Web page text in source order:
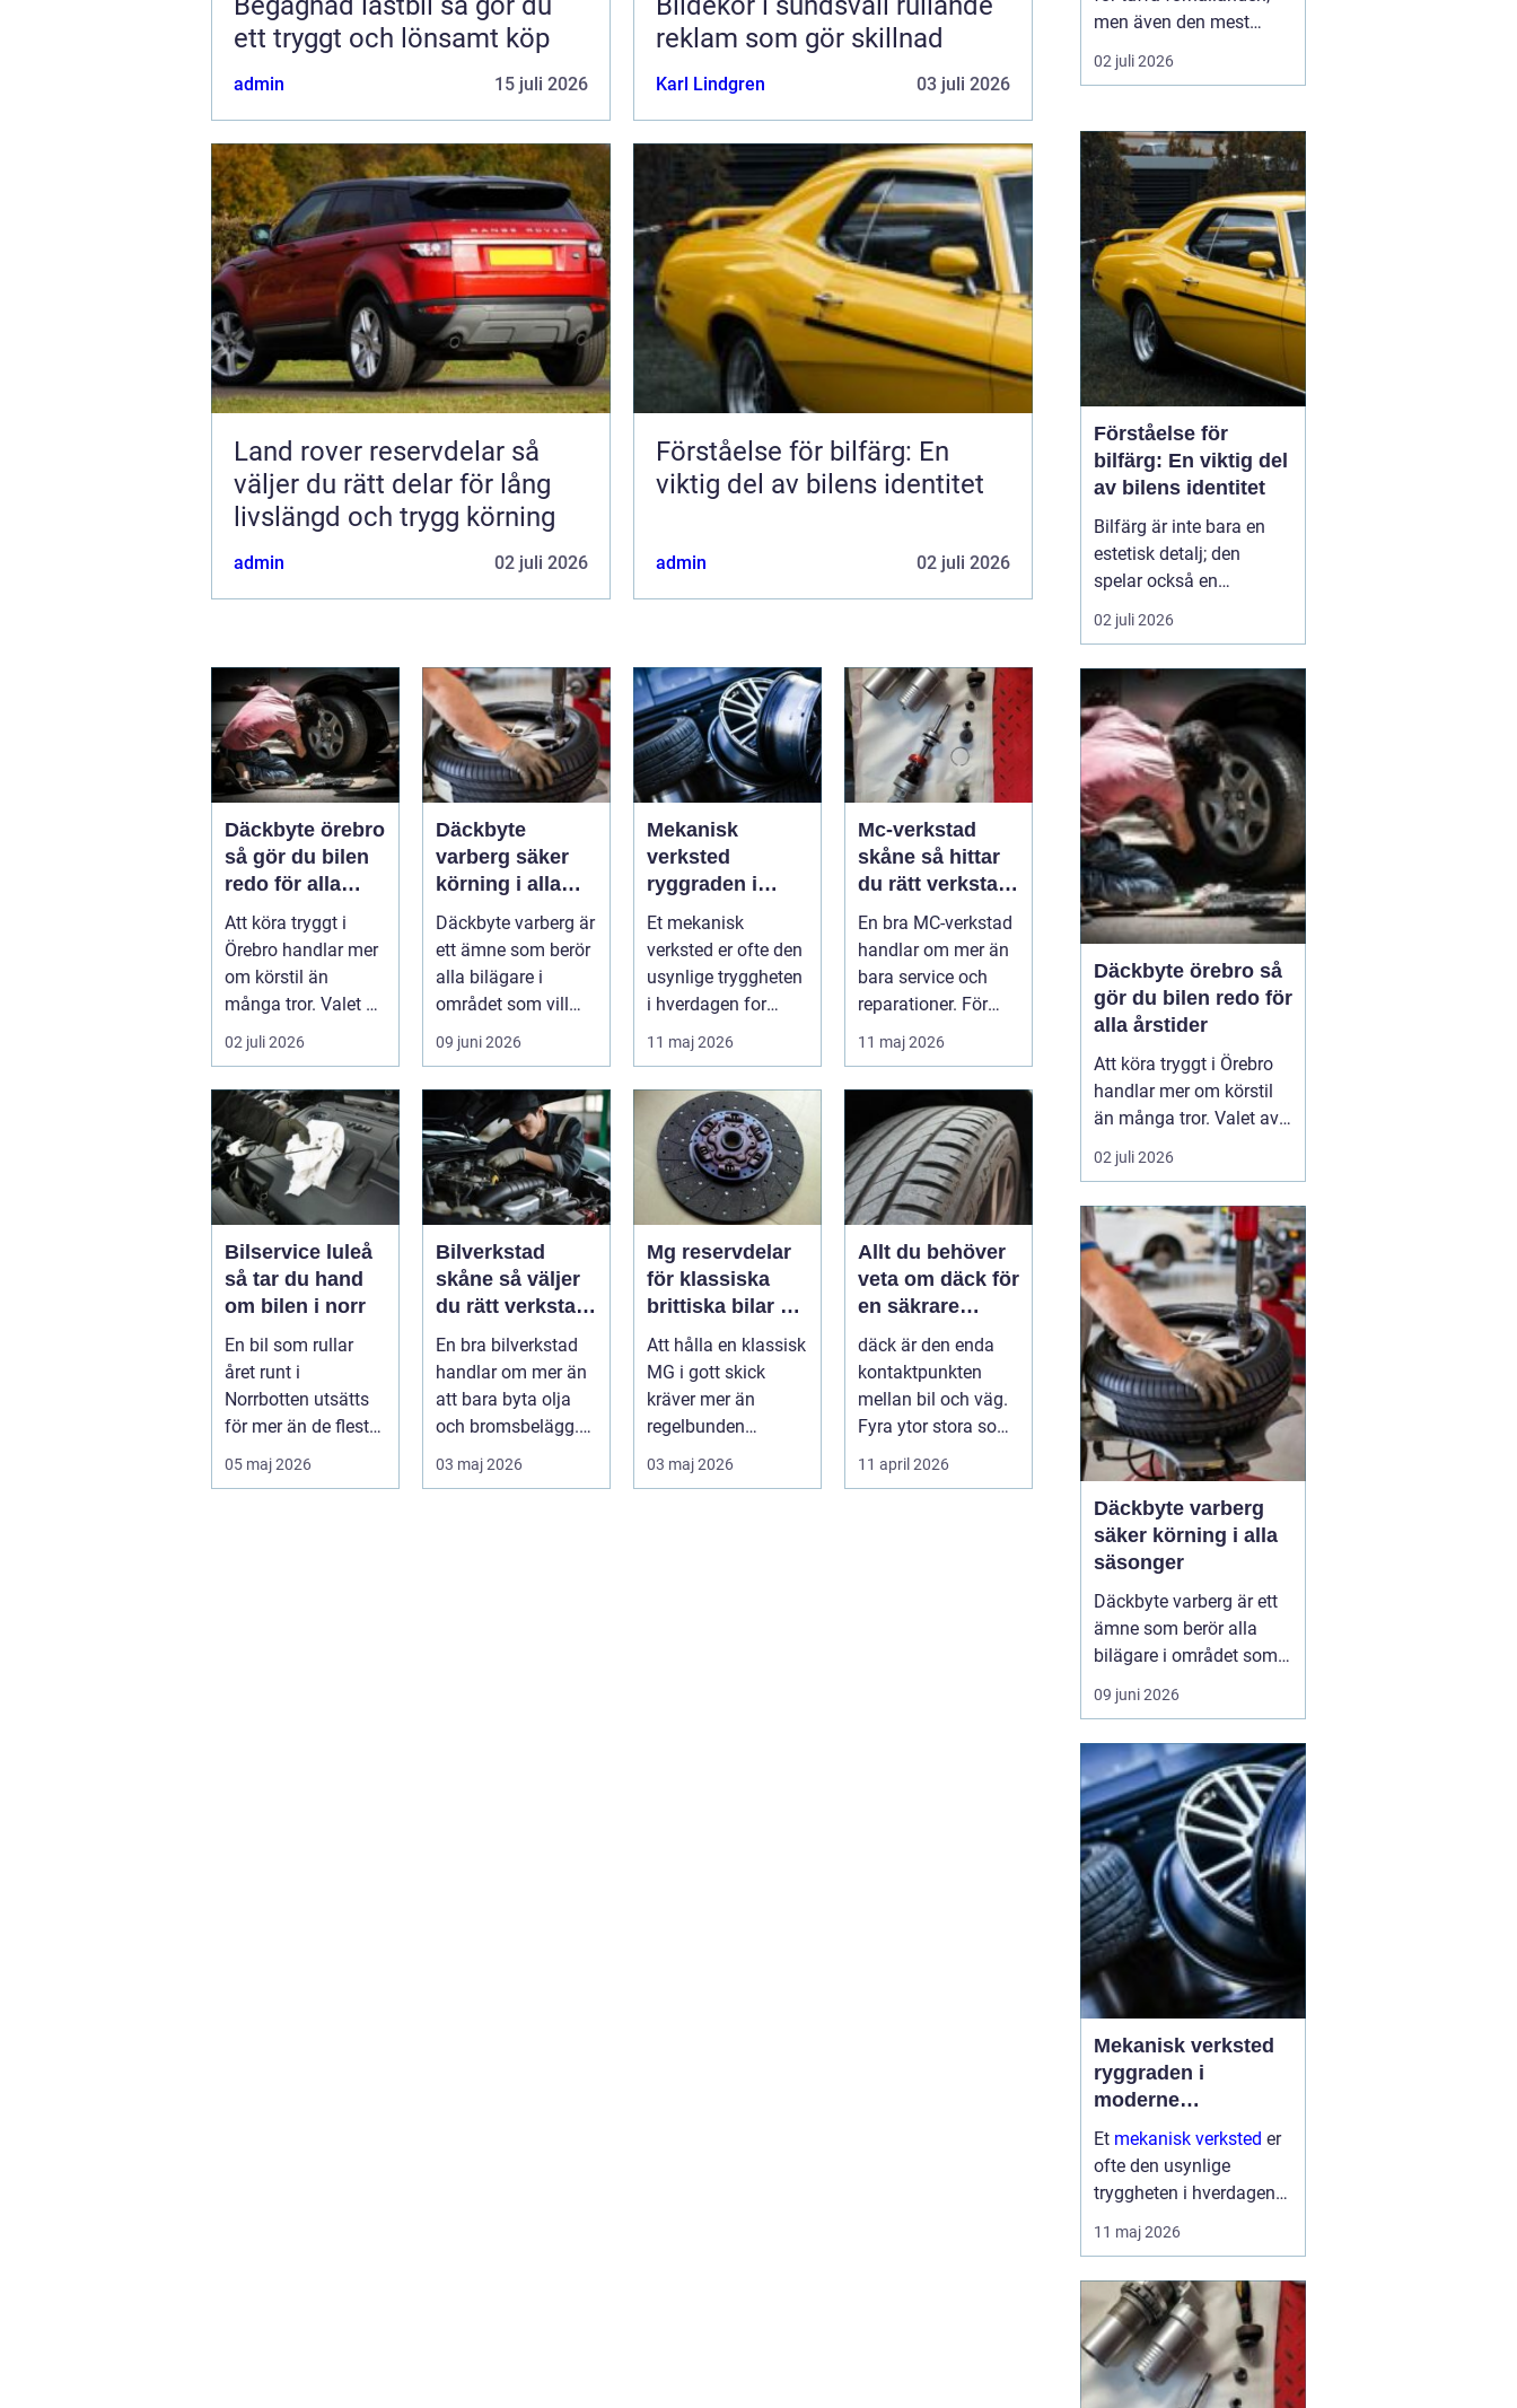
ett tryggt och lönsamt köp
admin 15 juli 2026
reklam som gör skillnad
Karl Lindgren 03 juli 2026
Land rover reservdelar så
väljer du rätt delar för lång
livslängd och trygg körning
admin 02 juli 2026
Förståelse för bilfärg: En
viktig del av bilens identitet
admin 02 juli 2026
Däckbyte örebro
så gör du bilen
redo för alla
årstider
Att köra tryggt i
Örebro handlar mer
om körstil än
många tror. Valet av
däck, när de byts
och hur de...
02 juli 2026
Däckbyte
varberg säker
körning i alla
säsonger
Däckbyte varberg är
ett ämne som berör
alla bilägare i
området som vill
köra säkert året om.
När väd...
09 juni 2026
Mekanisk
verksted
ryggraden i
moderne
maskinpark
Et mekanisk
verksted er ofte den
usynlige tryggheten
i hverdagen for
både næringsliv og
privatperson...
11 maj 2026
Mc-verkstad
skåne så hittar
du rätt verkstad
för din
motorcykel
En bra MC-verkstad
handlar om mer än
bara service och
reparationer. För
många förare i
Skåne är verk...
11 maj 2026
Bilservice luleå
så tar du hand
om bilen i norr
En bil som rullar
året runt i
Norrbotten utsätts
för mer än de flesta
fordon i övriga
landet. Kyla, ...
05 maj 2026
Bilverkstad
skåne så väljer
du rätt verkstad
för din bil
En bra bilverkstad
handlar om mer än
att bara byta olja
och bromsbelägg.
För många är bilen
avgörand...
03 maj 2026
Mg reservdelar
för klassiska
brittiska bilar så
hittar du rätt
delar
Att hålla en klassisk
MG i gott skick
kräver mer än
regelbunden
service. Ägaren
behöver också ha
03 maj 2026
Allt du behöver
veta om däck för
en säkrare
bilresa
däck är den enda
kontaktpunkten
mellan bil och väg.
Fyra ytor stora som
fyra handflator
avgör bromss...
11 april 2026
men även den mest
robusta bilen slits med
tiden. Bromsar,
packningar och
elektronik påverkas av år
av vardagskörning,
terräng och vägsalt. För
att bilen ska behålla sin
styrka och säkerh...
02 juli 2026
Förståelse för
bilfärg: En viktig del
av bilens identitet
Bilfärg är inte bara en
estetisk detalj; den
spelar också en
avgörande roll för bilens
övergripande identitet
bilfärgen kan påverka
hur en bil uppfattas,
stärka dess mär...
02 juli 2026
Däckbyte örebro så
gör du bilen redo för
alla årstider
Att köra tryggt i Örebro
handlar mer om körstil
än många tror. Valet av
däck, när de byts och hur
de monteras spelar en
säkerheten. Vädret i
Närke skiftar snabbt,
med kalla vintrar, blöta
vårvägar och varma
sommardagar. För den
som...
02 juli 2026
Däckbyte varberg
säker körning i alla
säsonger
Däckbyte varberg är ett
ämne som berör alla
bilägare i området som
vill köra säkert året om.
När vädret skiftar mellan
vintervägar och torra
sommarvägar behöver
däcken alltid vara
anpassade för
underlaget. Ett
genomtänkt däckby...
09 juni 2026
Mekanisk verksted
ryggraden i
moderne
maskinpark
Et mekanisk verksted er
ofte den usynlige
tryggheten i hverdagen
for både næringsliv og
privatpersoner. Når
produksjon stanser eller
en gravemaskin står fast
på et anlegg, er ve...
11 maj 2026